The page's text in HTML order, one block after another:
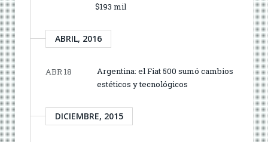
$193 mil
ABRIL, 2016
ABR 18
Argentina: el Fiat 500 sumó cambios
estéticos y tecnológicos
DICIEMBRE, 2015